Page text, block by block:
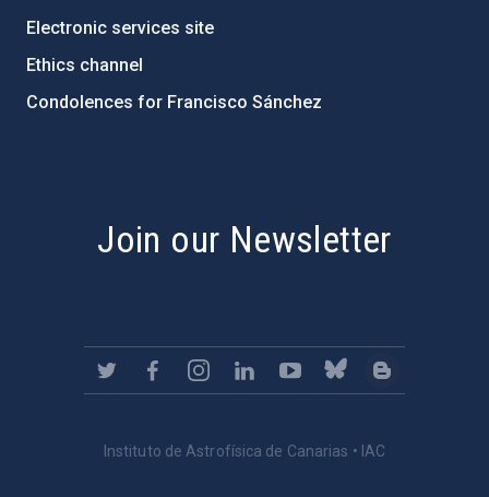
Electronic services site
Ethics channel
Condolences for Francisco Sánchez
Join our Newsletter
Instituto de Astrofísica de Canarias • IAC